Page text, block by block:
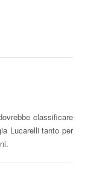
classificare
Lucarelli tanto per